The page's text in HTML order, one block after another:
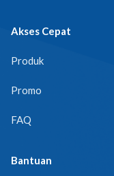
Akses Cepat
Produk
Promo
FAQ
Bantuan